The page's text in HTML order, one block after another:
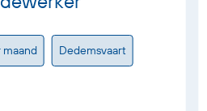
Dedemsvaart